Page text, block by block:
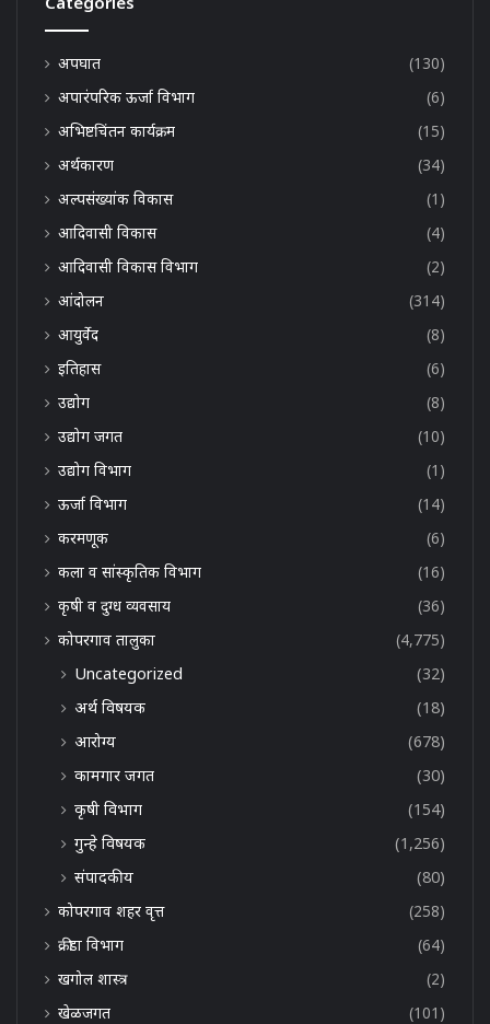
अपघात
(130)
अपारंपरिक ऊर्जा विभाग
(6)
अभिष्टचिंतन कार्यक्रम
(15)
अर्थकारण
(34)
अल्पसंख्यांक विकास
(1)
आदिवासी विकास
(4)
आदिवासी विकास विभाग
(2)
आंदोलन
(314)
आयुर्वेद
(8)
इतिहास
(6)
उद्योग
(8)
उद्योग जगत
(10)
उद्योग विभाग
(1)
ऊर्जा विभाग
(14)
करमणूक
(6)
कला व सांस्कृतिक विभाग
(16)
कृषी व दुग्ध व्यवसाय
(36)
कोपरगाव तालुका
(4,775)
Uncategorized
(32)
अर्थ विषयक
(18)
आरोग्य
(678)
कामगार जगत
(30)
कृषी विभाग
(154)
गुन्हे विषयक
(1,256)
संपादकीय
(80)
कोपरगाव शहर वृत्त
(258)
क्रीडा विभाग
(64)
खगोल शास्त्र
(2)
खेळजगत
(101)